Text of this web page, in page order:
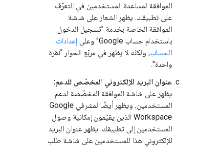
الموافقة لمساعدة المستخدمين في التعرّف
على تطبيقك. يظهر الشعار على شاشة
الموافقة الخاصة بخدمة "تسجيل الدخول
باستخدام حساب Google" وعلى
إعدادات
الحساب، ولكنّه لا يظهر في مربّع الحوار "نقرة
واحدة".
عنوان البريد الإلكتروني المخصّص للدعم:
يظهر على شاشة الموافقة المخصّصة لدعم
المستخدمين، ويظهر أيضًا لمشرفي Google
Workspace الذين يقيّمون إمكانية وصول
المستخدمين إلى تطبيقك. يظهر عنوان البريد
الإلكتروني هذا للمستخدمين على شاشة طلب